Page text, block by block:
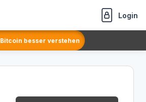
Login
Bitcoin besser verstehen